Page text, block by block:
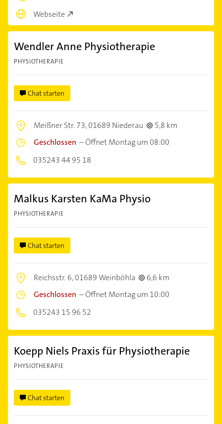
Webseite
Wendler Anne Physiotherapie
PHYSIOTHERAPIE
Chat starten
Meißner Str. 73,01689 Niederau
5,8 km
Geschlossen –Öffnet Montag um 08:00
035243 44 95 18
Malkus Karsten KaMa Physio
PHYSIOTHERAPIE
Chat starten
Reichsstr. 6,01689 Weinböhla
6,6 km
Geschlossen –Öffnet Montag um 10:00
035243 15 96 52
Koepp Niels Praxis für Physiotherapie
PHYSIOTHERAPIE
Chat starten